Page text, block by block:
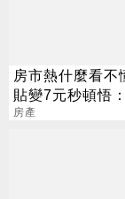
房市熱什麼看不
貼變7元秒頓悟
年沒眼光
房產